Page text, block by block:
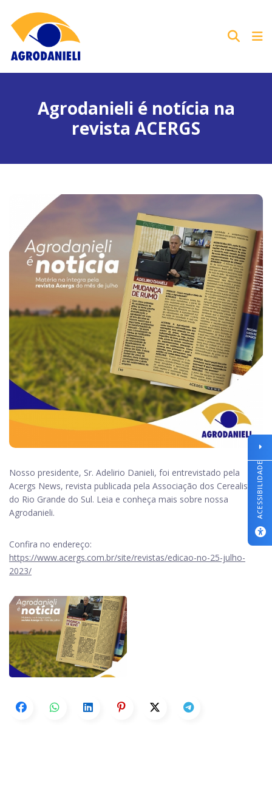
Agrodanieli é notícia na
revista ACERGS
Nosso presidente, Sr. Adelirio Danieli, foi entrevistado pela
Acergs News, revista publicada pela Associação dos Cerealistas
do Rio Grande do Sul. Leia e conheça mais sobre nossa
Agrodanieli.
Confira no endereço:
https://www.acergs.com.br/site/revistas/edicao-no-25-julho-
2023/
ACESSIBILIDADE